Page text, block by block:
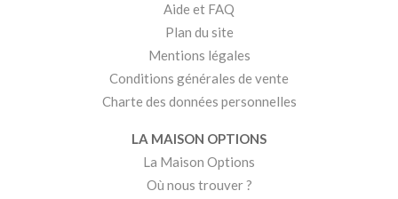
Aide et FAQ
Plan du site
Mentions légales
Conditions générales de vente
Charte des données personnelles
LA MAISON OPTIONS
La Maison Options
Où nous trouver ?